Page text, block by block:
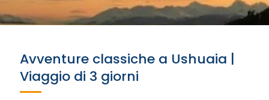
Avventure classiche a Ushuaia |
Viaggio di 3 giorni